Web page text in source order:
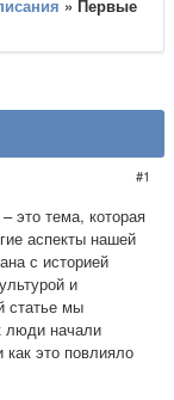
»Первые
1
это тема, которая
аспекты нашей
с историей
и
статье мы
люди начали
это повлияло